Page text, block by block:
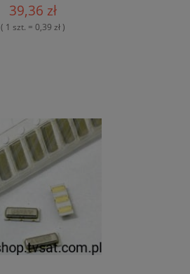
39,36 zł
( 1 szt. = 0,39 zł )